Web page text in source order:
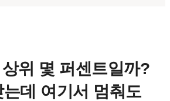
위 몇 퍼센트일까?
데 여기서 멈춰도